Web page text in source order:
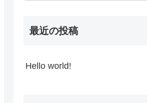
最近の投稿
Hello world!